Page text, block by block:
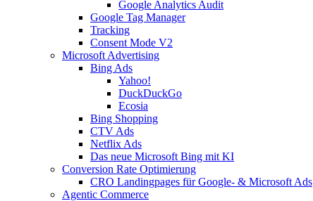
Google Analytics Audit
Google Tag Manager
Tracking
Consent Mode V2
Microsoft Advertising
Bing Ads
Yahoo!
DuckDuckGo
Ecosia
Bing Shopping
CTV Ads
Netflix Ads
Das neue Microsoft Bing mit KI
Conversion Rate Optimierung
CRO Landingpages für Google- & Microsoft Ads
Agentic Commerce